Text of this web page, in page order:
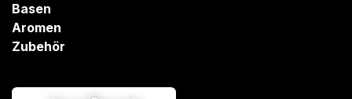
Basen
Aromen
Zubehör